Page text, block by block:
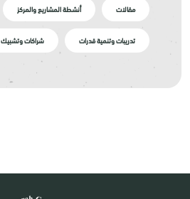
مقالات أنشطة المشاريع والمركز
تدريبات وتنمية قدرات شراكات وتشبيك